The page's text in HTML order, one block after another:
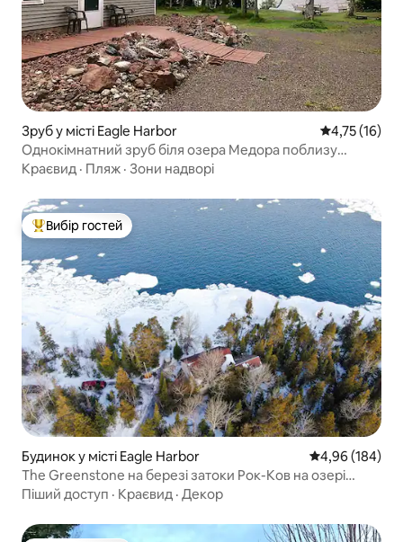
Зруб у місті Eagle Harbor Середня
4,75 (16)
Однокімнатний зруб біля озера Медора поблизу
Коппер-Харбор/Бохо
Краєвид · Пляж · Зони надворі
Топ вибір гостей
Вибір гостей
Будинок у місті Eagle Harbor Середня
4,96 (184)
The Greenstone на березі затоки Рок-Ков на озері
Супіріор
Піший доступ · Краєвид · Декор